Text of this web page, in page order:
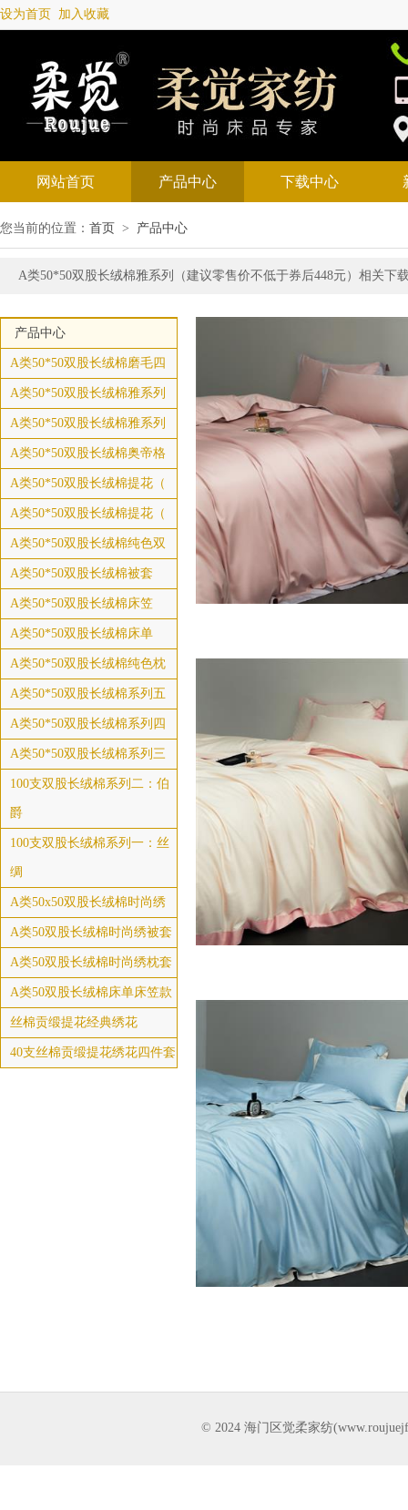
设为首页 加入收藏
网站首页 产品中心 下载中心
您当前的位置： 首页 > 产品中心
A类50*50双股长绒棉雅系列（建议零售价不低于券后448元）相关下
产品中心
A类50*50双股长绒棉磨毛四
A类50*50双股长绒棉雅系列
A类50*50双股长绒棉雅系列
A类50*50双股长绒棉奥帝格
A类50*50双股长绒棉提花（
A类50*50双股长绒棉提花（
A类50*50双股长绒棉纯色双
A类50*50双股长绒棉被套
A类50*50双股长绒棉床笠
A类50*50双股长绒棉床单
A类50*50双股长绒棉纯色枕
A类50*50双股长绒棉系列五
A类50*50双股长绒棉系列四
A类50*50双股长绒棉系列三
100支双股长绒棉系列二：伯
爵
100支双股长绒棉系列一：丝
绸
A类50x50双股长绒棉时尚绣
A类50双股长绒棉时尚绣被套
A类50双股长绒棉时尚绣枕套
A类50双股长绒棉床单床笠款
丝棉贡缎提花经典绣花
40支丝棉贡缎提花绣花四件套
© 2024 海门区觉柔家纺